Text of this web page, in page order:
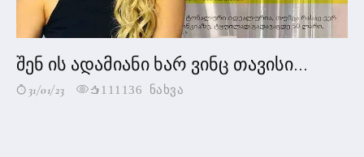
შენ ის ადამიანი ხარ ვინც თავისი...
31/01/23 111136 ნახვა